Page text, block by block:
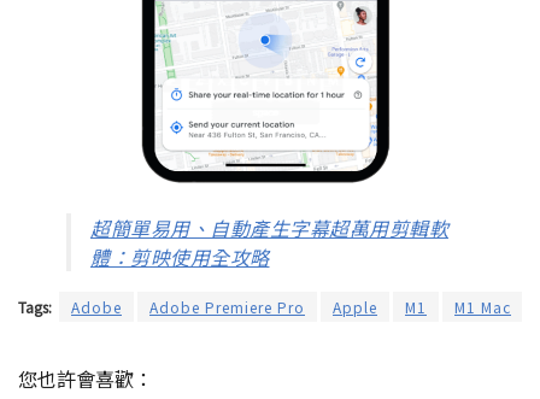
超簡單易用、自動產生字幕超萬用剪輯軟
體：剪映使用全攻略
Tags: Adobe Adobe Premiere Pro Apple M1 M1 Mac
您也許會喜歡：